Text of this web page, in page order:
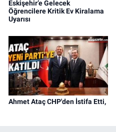
Eskişehir’e Gelecek
Öğrencilere Kritik Ev Kiralama
Uyarısı
Ahmet Ataç CHP'den İstifa Etti,